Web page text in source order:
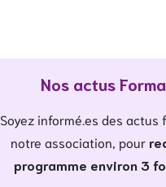
Nos actus
Soyez informé.es des actus
notre association, pour
programme environ 3